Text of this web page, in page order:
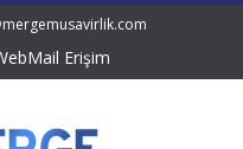
Erişim